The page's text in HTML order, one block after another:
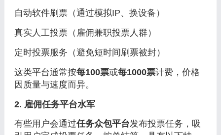
自动软件刷票（通过模拟IP、换设备）
真实人工投票（雇佣兼职投票人群）
定时投票服务（避免短时间刷票被封）
这类平台通常按每100票或每1000票计费，价格
因质量与速度而异。
2. 雇佣任务平台水军
有些用户会通过任务众包平台发布投票任务，吸